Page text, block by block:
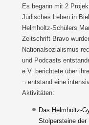
Es begann mit 2
Jüdisches Leben in
Helmholtz-Schülers
Zeitschrift Bravo
Nationalsozialismus
und Podcasts
e.V. berichtete über
¬ entstand eine
Aktivitäten:
Das Helmholtz-
Stolpersteine der